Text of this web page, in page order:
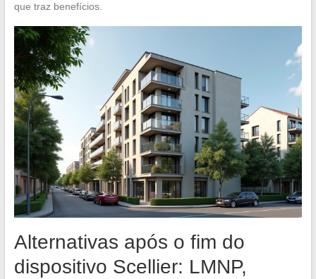
que traz benefícios.
Alternativas após o fim do
dispositivo Scellier: LMNP,